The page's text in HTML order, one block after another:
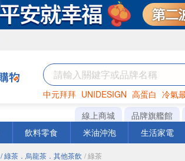
中元拜拜 UNIDESIGN 高蛋白 冷氣
罐頭 咖啡 海苔
線上商城 品牌旗艦館
飲料零食 米油沖泡 生活家電
/ 綠茶．烏龍茶．其他茶飲 / 綠茶